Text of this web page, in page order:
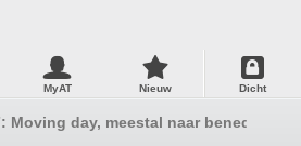
MyAT Nieuw Dicht
Moving day, meestal naar beneden